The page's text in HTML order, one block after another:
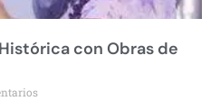
con Obras de